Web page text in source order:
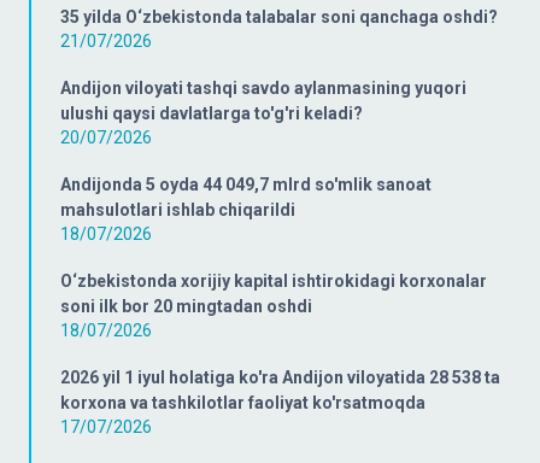
35 yilda O‘zbekistonda talabalar soni qanchaga oshdi?
21/07/2026
Andijon viloyati tashqi savdo aylanmasining yuqori
ulushi qaysi davlatlarga to'g'ri keladi?
20/07/2026
Andijonda 5 oyda 44 049,7 mlrd so'mlik sanoat
mahsulotlari ishlab chiqarildi
18/07/2026
O‘zbekistonda xorijiy kapital ishtirokidagi korxonalar
soni ilk bor 20 mingtadan oshdi
18/07/2026
2026 yil 1 iyul holatiga ko'ra Andijon viloyatida 28 538 ta
korxona va tashkilotlar faoliyat ko'rsatmoqda
17/07/2026